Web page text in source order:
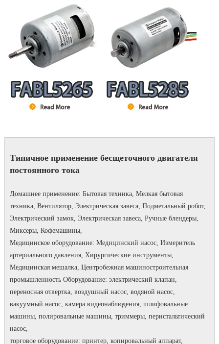
Типичное применение бесщеточного двигателя
постоянного тока
Домашнее применение: Бытовая техника, Мелкая бытовая
техника, Вентилятор, Электрическая завеса, Подметальный робот,
Электрический замок, Электрическая завеса, Ручные блендеры,
Миксеры, Кофемашины,
Медицинское оборудование: Медицинский насос, Измеритель
артериального давления, Хирургические инструменты,
Медицинская мешалка, Центробежная машиностроительная
промышленность Оборудование: электрический клапан,
переносная отвертка, воздушный насос, водяной насос,
вакуумный насос, камера видеонаблюдения, шлифовальные
машины, полировальные машины, триммеры, перистальтический
насос,
торговое оборудование: принтер, копировальный аппарат,